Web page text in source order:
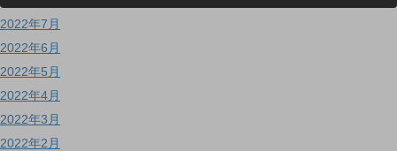
2022年7月
2022年6月
2022年5月
2022年4月
2022年3月
2022年2月